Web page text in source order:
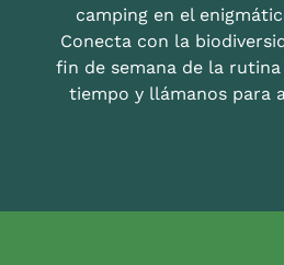
camping en el
Conecta con la
fin de semana de la
tiempo y llámanos para